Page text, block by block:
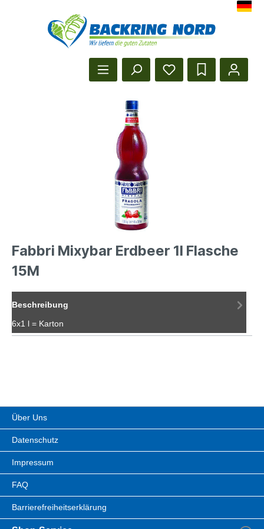
Herzlich Willkommen beim
Fabbri Mixybar Erdbeer 1l Flasche
15M
Beschreibung
6x1 l = Karton
Über Uns
Datenschutz
Impressum
FAQ
Barrierefreiheitserklärung